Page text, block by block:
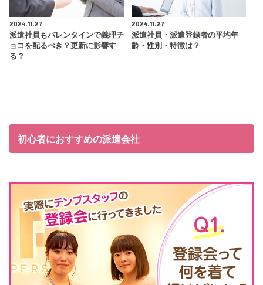
2024.11.27
派遣社員もバレンタインで義理チ
ョコを配るべき？更新に影響す
る？
2024.11.27
派遣社員・派遣登録者の平均年
齢・性別・特徴は？
初心者におすすめの派遣会社